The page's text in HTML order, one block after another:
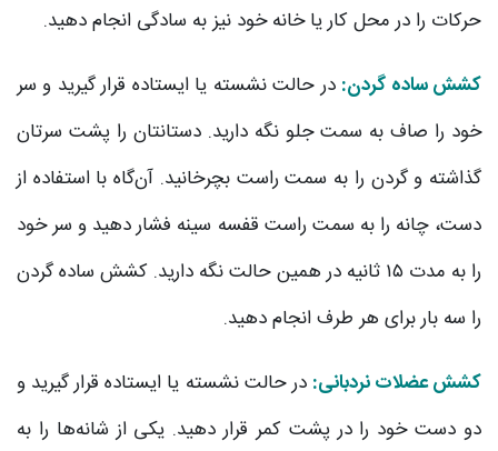
حرکات را در محل کار یا خانه خود نیز به سادگی انجام دهید.
کشش ساده گردن: در حالت نشسته یا ایستاده قرار گیرید و سر
خود را صاف به سمت جلو نگه دارید. دستانتان را پشت سرتان
گذاشته و گردن را به سمت راست بچرخانید. آن‌گاه با استفاده از
دست، چانه را به سمت راست قفسه سینه فشار دهید و سر خود
را به مدت ۱۵ ثانیه در همین حالت نگه دارید. کشش ساده گردن
را سه بار برای هر طرف انجام دهید.
کشش عضلات نردبانی: در حالت نشسته یا ایستاده قرار گیرید و
دو دست خود را در پشت کمر قرار دهید. یکی از شانه‌ها را به